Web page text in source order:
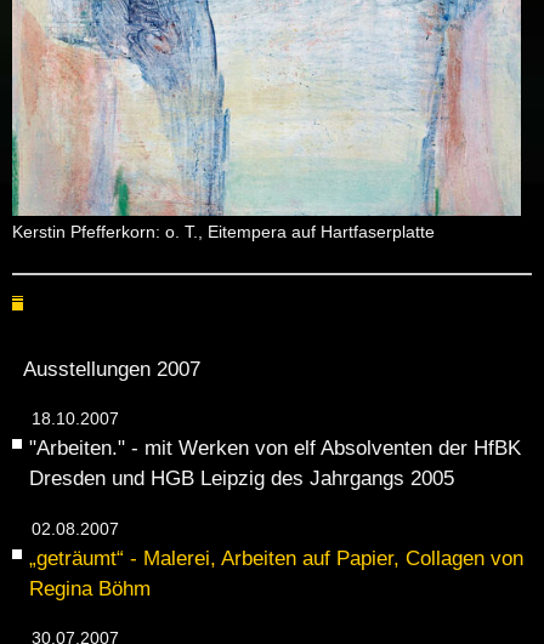
Kers­tin Pfef­fer­korn: o. T., Ei­tem­pe­ra auf Hart­fa­ser­plat­te
Ausstellungen 2007
18.10.2007
"Ar­bei­ten." - mit Wer­ken von elf Ab­sol­ven­ten der HfBK
Dres­den und HGB Leip­zig des Jahr­gangs 2005
02.08.2007
„ge­träumt“ - Ma­le­rei, Ar­bei­ten auf Pa­pier, Col­la­gen von
Re­gi­na Böhm
30.07.2007